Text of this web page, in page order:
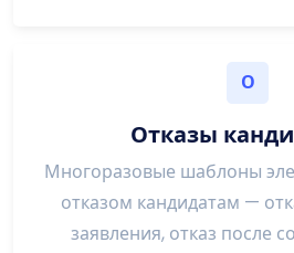
О
Отказы
Многоразовые шаблоны
отказом кандидатам —
заявления, отказ после